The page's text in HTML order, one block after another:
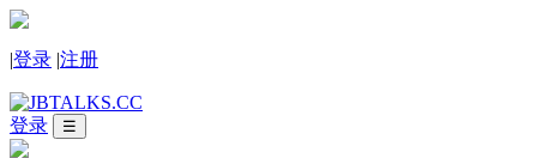
|登录 |注册
登录 ☰